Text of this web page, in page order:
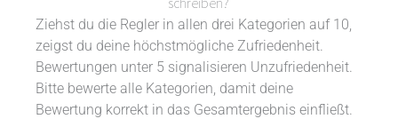
Ziehst du die Regler in allen drei Kategorien auf 10,
zeigst du deine höchstmögliche Zufriedenheit.
Bewertungen unter 5 signalisieren Unzufriedenheit.
Bitte bewerte alle Kategorien, damit deine
Bewertung korrekt in das Gesamtergebnis einfließt.